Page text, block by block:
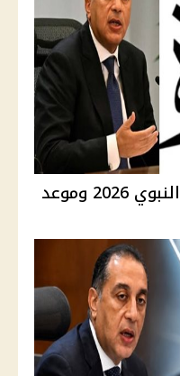
موقف ترحيل إجازة المولد النبوي 2026 وموعد